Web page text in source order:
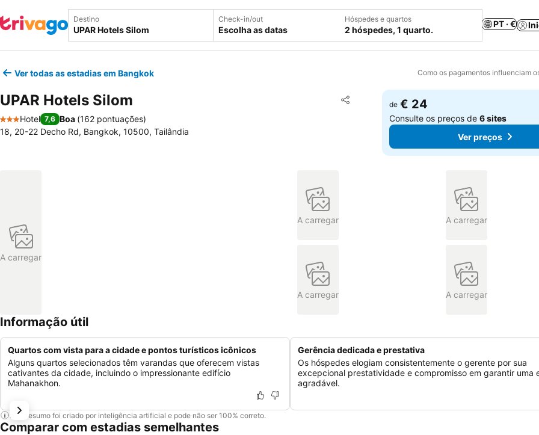
Destino Check-in/out
Escolha as datas
Hóspedes e quartos
2 hóspedes, 1 quarto.
PT · €
Ver todas as estadias em Bangkok Como os pagamentos influenciam
UPAR Hotels Silom Partilhar
Adicionar aos favoritos
3 Estrelas
Hotel 7,6 Boa (162 pontuações)
18, 20-22 Decho Rd, Bangkok, 10500, Tailândia
de € 24
Consulte os preços de6 sites
Ver preços
A carregar
A carregar A carregar
A carregar A carregar
Informação útil
Quartos com vista para a cidade e pontos turísticos icônicos
Alguns quartos selecionados têm varandas que oferecem vistas
cativantes da cidade, incluindo o impressionante edifício
Mahanakhon.
Gerência dedicada e prestativa
Os hóspedes elogiam consistentemente o gerente por sua
excepcional prestatividade e compromisso em garantir uma
agradável.
Este resumo foi criado por inteligência artificial e pode não ser 100% correto.
Comparar com estadias semelhantes